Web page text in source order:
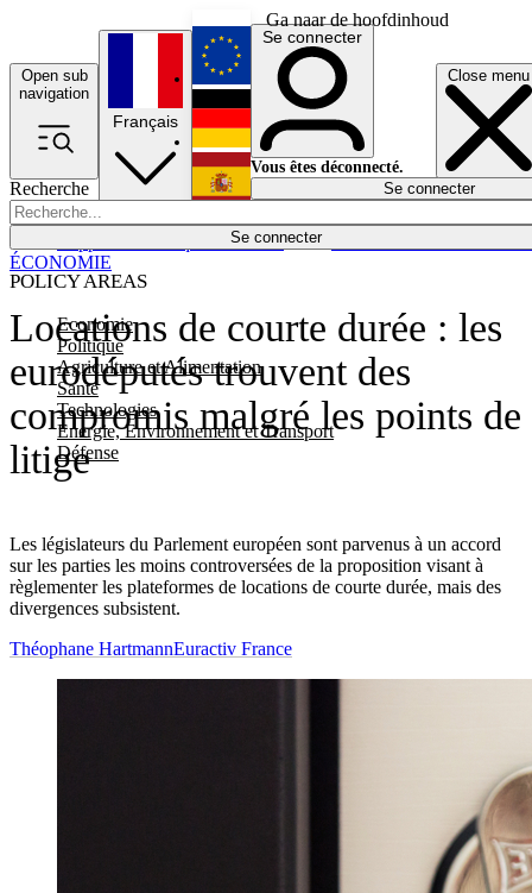
Ga naar de hoofdinhoud
Open sub
navigation
Close menu
Recherche
Se connecter
POLICY AREAS
Economie
Politique
Agriculture et Alimentation
Santé
Technologies
Energie, Environnement et Transport
Défense
Économie
Français
English
Deutsch
Español
Se connecter
Vous êtes déconnecté.
Se connecter
Locations de courte durée : les
eurodéputés trouvent des
compromis malgré les points de
litige
Les législateurs du Parlement européen sont parvenus à un accord
sur les parties les moins controversées de la proposition visant à
règlementer les plateformes de locations de courte durée, mais des
divergences subsistent.
ÉCONOMIE
Théophane HartmannEuractiv France